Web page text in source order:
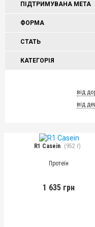
ПІДТРИМУВАНА МЕТА
ФОРМА
СТАТЬ
КАТЕГОРІЯ
від
від
R1 Casein (952 г)
Протеїн
1 635 грн